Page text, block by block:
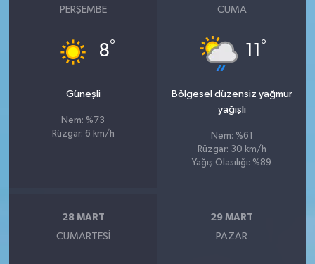
PERŞEMBE
8°
Güneşli
Nem: %73
Rüzgar: 6 km/h
CUMA
11 °
Bölgesel düzensiz yağmur
yağışlı
Nem: %61
Rüzgar: 30 km/h
Yağış Olasılığı: %89
28 MART
CUMARTESI
29 MART
PAZAR